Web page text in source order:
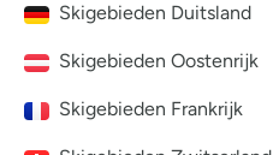
Skigebieden Duitsland
Skigebieden Oostenrijk
Skigebieden Frankrijk